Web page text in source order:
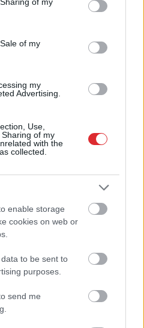
and its third-party tags to
purposes in below Google
of my
my
Advertising.
Use,
of my
with the
collected.
enable storage
cookies on web or
to be sent to
purposes.
send me
Ziņot